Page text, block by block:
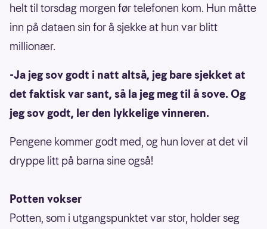
helt til torsdag morgen før telefonen kom. Hun måtte
inn på dataen sin for å sjekke at hun var blitt
millionær.
-Ja jeg sov godt i natt altså, jeg bare sjekket at
det faktisk var sant, så la jeg meg til å sove. Og
jeg sov godt, ler den lykkelige vinneren.
Pengene kommer godt med, og hun lover at det vil
dryppe litt på barna sine også!
Potten vokser
Potten, som i utgangspunktet var stor, holder seg